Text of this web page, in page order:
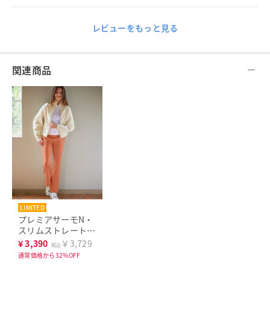
レビューをもっと見る
関連商品
LIMITED
プレミアサーモN・
スリムストレート
72cm
¥3,390 税込 ￥3,729
通常価格から32%OFF